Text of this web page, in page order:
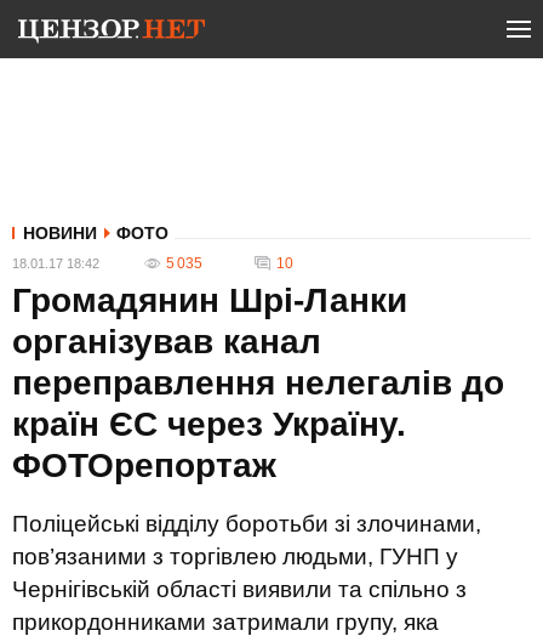
НОВИНИ ФОТО
18.01.17 18:42 5 035 10
Громадянин Шрі-Ланки
організував канал
переправлення нелегалів до
країн ЄС через Україну.
ФОТОрепортаж
Поліцейські відділу боротьби зі злочинами,
пов’язаними з торгівлею людьми, ГУНП у
Чернігівській області виявили та спільно з
прикордонниками затримали групу, яка